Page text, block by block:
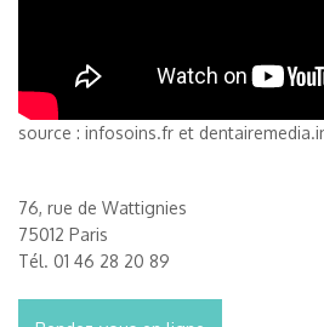
source : infosoins.fr et
76, rue de Wattignies
75012 Paris
Tél. 01 46 28 20 89